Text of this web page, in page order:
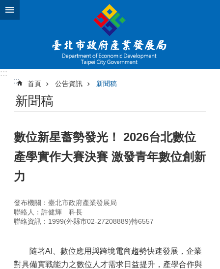
跳到主要內容區塊
:::
:::
首頁 公告資訊 新聞稿
新聞稿
數位新星蓄勢發光！ 2026台北數位
產學實作大賽決賽 激發青年數位創新
力
發布機關：臺北市政府產業發展局
聯絡人：許健輝 科長
聯絡資訊：1999(外縣市02-27208889)轉6557
隨著AI、數位應用與跨境電商趨勢快速發展，企業
對具備實戰能力之數位人才需求日益提升，產學合作與